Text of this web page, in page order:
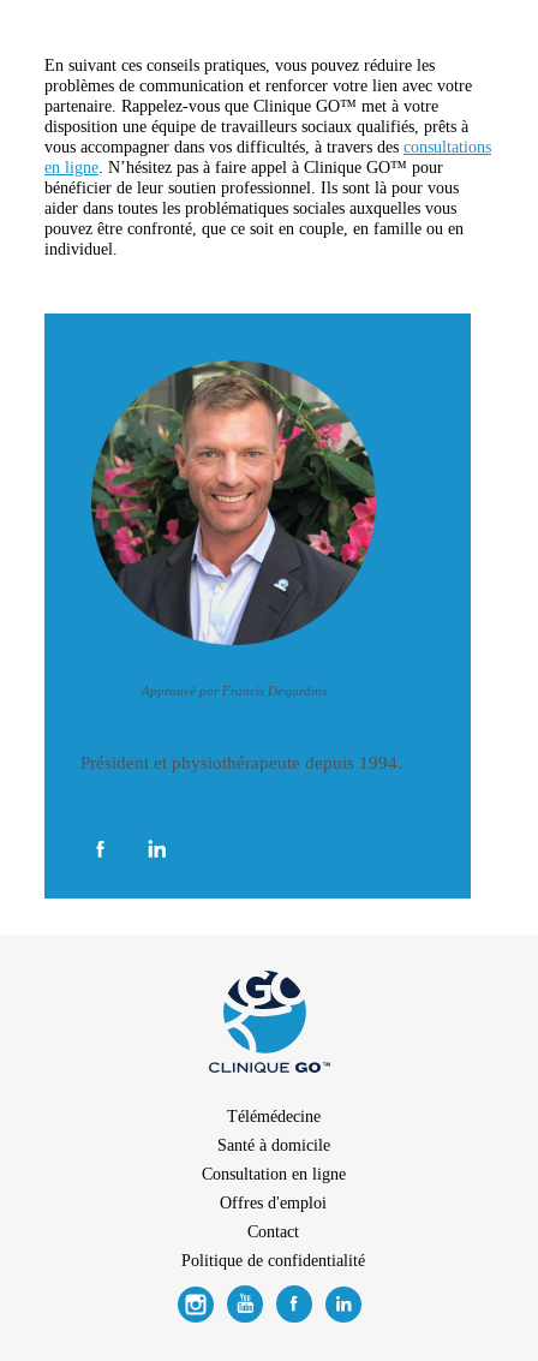
En suivant ces conseils pratiques, vous pouvez réduire les
problèmes de communication et renforcer votre lien avec votre
partenaire. Rappelez-vous que Clinique GO™ met à votre
disposition une équipe de travailleurs sociaux qualifiés, prêts à
vous accompagner dans vos difficultés, à travers des consultations
en ligne . N’hésitez pas à faire appel à Clinique GO™ pour
bénéficier de leur soutien professionnel. Ils sont là pour vous
aider dans toutes les problématiques sociales auxquelles vous
pouvez être confronté, que ce soit en couple, en famille ou en
individuel.
Approuvé par Francis Desjardins
Président et physiothérapeute depuis 1994.
Télémédecine
Santé à domicile
Consultation en ligne
Offres d'emploi
Contact
Politique de confidentialité